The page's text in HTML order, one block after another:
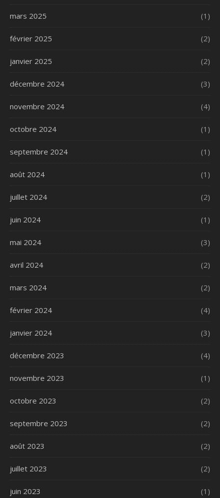
mars 2025 (1)
février 2025 (2)
janvier 2025 (2)
décembre 2024 (3)
novembre 2024 (4)
octobre 2024 (1)
septembre 2024 (1)
août 2024 (1)
juillet 2024 (2)
juin 2024 (1)
mai 2024 (3)
avril 2024 (2)
mars 2024 (2)
février 2024 (4)
janvier 2024 (3)
décembre 2023 (4)
novembre 2023 (1)
octobre 2023 (2)
septembre 2023 (2)
août 2023 (2)
juillet 2023 (2)
juin 2023 (1)